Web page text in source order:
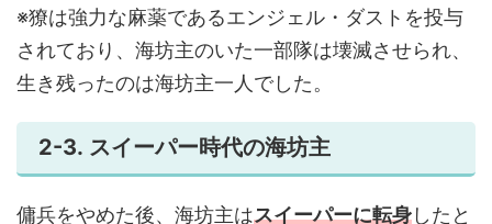
※獠は強力な麻薬であるエンジェル・ダストを投与
されており、海坊主のいた一部隊は壊滅させられ、
生き残ったのは海坊主一人でした。
2-3. スイーパー時代の海坊主
傭兵をやめた後、海坊主はスイーパーに転身したと